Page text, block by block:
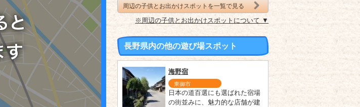
周辺の子供とお出かけスポットを一覧で見る
※周辺の子供とお出かけスポットについて ▼
長野県内の他の遊び場スポット
海野宿
東御市
日本の道百選にも選ばれた宿場
の街並みに、魅力的な店舗が建